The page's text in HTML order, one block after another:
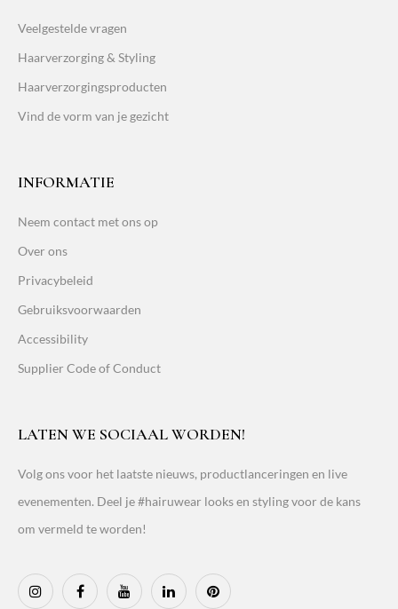
Veelgestelde vragen
Haarverzorging & Styling
Haarverzorgingsproducten
Vind de vorm van je gezicht
INFORMATIE
Neem contact met ons op
Over ons
Privacybeleid
Gebruiksvoorwaarden
Accessibility
Supplier Code of Conduct
LATEN WE SOCIAAL WORDEN!
Volg ons voor het laatste nieuws, productlanceringen en live
evenementen. Deel je #hairuwear looks en styling voor de kans
om vermeld te worden!